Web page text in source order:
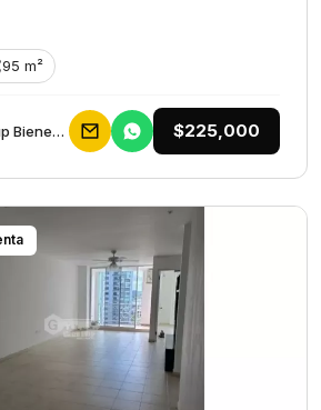
95 m²
Galceb Group Bienes Raices $225,000